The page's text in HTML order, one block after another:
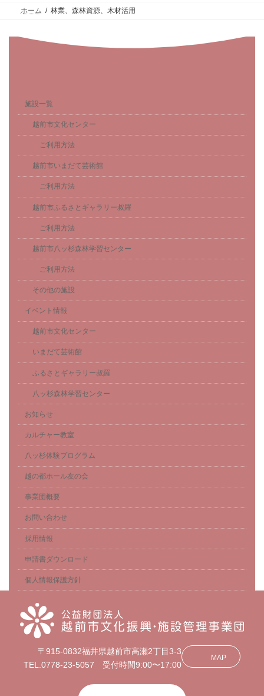
ホーム 林業、森林資源、木材活用
施設一覧
越前市文化センター
ご利用方法
越前市いまだて芸術館
ご利用方法
越前市ふるさとギャラリー叔羅
ご利用方法
越前市八ッ杉森林学習センター
ご利用方法
その他の施設
イベント情報
越前市文化センター
いまだて芸術館
ふるさとギャラリー叔羅
八ッ杉森林学習センター
お知らせ
カルチャー教室
八ッ杉体験プログラム
越の都ホール友の会
事業団概要
お問い合わせ
採用情報
申請書ダウンロード
個人情報保護方針
〒915-0832福井県越前市高瀬2丁目3-3
TEL.0778-23-5057 受付時間9:00〜17:00
MAP